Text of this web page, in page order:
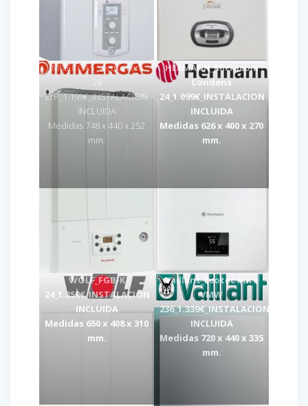
IMMERGAS_Victrix Tera
28
ErP_1.199€_INSTALACION
INCLUIDA
Medidas 748 x 440 x 252
mm.
HERMANN_Micracom
Condens
24_1.099€_INSTALACION
INCLUIDA
Medidas 626 x 400 x 270
mm.
WOLF_FGB-K
24_1.359€_INSTALACION
INCLUIDA
Medidas 650 x 408 x 310
mm.
Vaillant_Ecotec Pure
VMW
236_1.339€_INSTALACION
INCLUIDA
Medidas 720 x 440 x 335
mm.